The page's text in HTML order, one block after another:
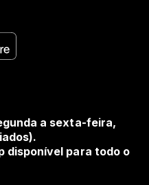
a sexta-feira,
disponível para todo o